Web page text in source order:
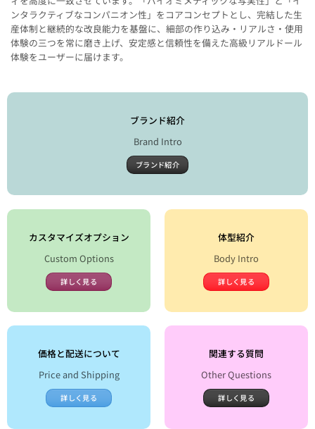
ンタラクティブなコンパニオン性」をコアコンセプトとし、完結した生
産体制と継続的な改良能力を基盤に、細部の作り込み・リアルさ・使用
体験の三つを常に磨き上げ、安定感と信頼性を備えた高級リアルドール
体験をユーザーに届けます。
ブランド紹介
Brand Intro
ブランド紹介
カスタマイズオプション
Custom Options
詳しく見る
体型紹介
Body Intro
詳しく見る
価格と配送について
Price and Shipping
詳しく見る
関連する質問
Other Questions
詳しく見る